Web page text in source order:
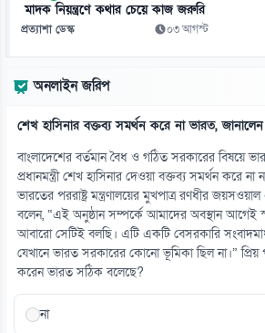
মাদক নিয়ন্ত্রণে কথার চেয়ে কাজ জরুরি
প্রত্যাশা ডেস্ক ০৩ আগস্ট
অনলাইন জরিপ
শেখ হাসিনার বক্তব্য সমর্থন করে না ভারত,
বাংলাদেশের বর্তমান বৈধ ও গঠিত সরকারের বিষয়ে
প্রধানমন্ত্রী শেখ হাসিনার দেওয়া বক্তব্য সমর্থন করে না
ভারতের পররাষ্ট্র মন্ত্রণালয়ের মুখপাত্র রণধীর
বলেন, “এই অনুষ্ঠান সম্পর্কে আমাদের অবস্থান আগেই
আবারো সেটিই বলছি। এটি একটি বেসরকারি
যেখানে ভারত সরকারের কোনো ভূমিকা ছিল না।”
করেন ভারত সঠিক বলেছে?
না